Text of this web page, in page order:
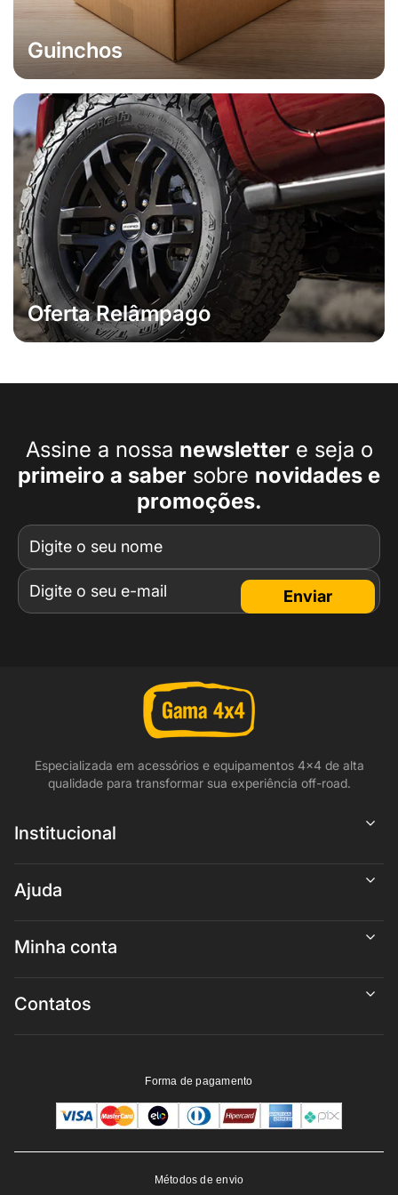
Guinchos
Oferta Relâmpago
Assine a nossa newslettere seja o
primeiro a saber sobre novidades e
promoções.
Enviar
Especializada em acessórios e equipamentos 4x4 de alta
qualidade para transformar sua experiência off-road.
Institucional
Ajuda
Minha conta
Contatos
Forma de pagamento
Métodos de envio